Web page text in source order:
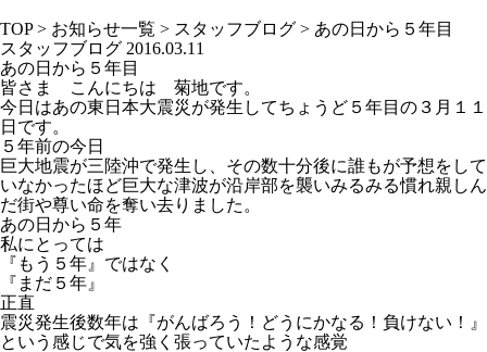
TOP> お知らせ一覧 > スタッフブログ > あの日から５年目
スタッフブログ 2016.03.11
あの日から５年目
皆さま こんにちは 菊地です。
今日はあの東日本大震災が発生してちょうど５年目の３月１１
日です。
５年前の今日
巨大地震が三陸沖で発生し、その数十分後に誰もが予想をして
いなかったほど巨大な津波が沿岸部を襲いみるみる慣れ親しん
だ街や尊い命を奪い去りました。
あの日から５年
私にとっては
『もう５年』ではなく
『まだ５年』
正直
震災発生後数年は『がんばろう！どうにかなる！負けない！』
という感じで気を強く張っていたような感覚